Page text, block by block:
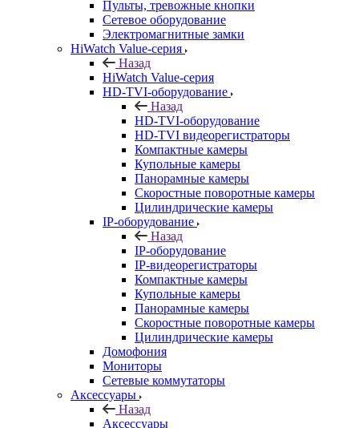
Пульты, тревожные кнопки
Сетевое оборудование
Электромагнитные замки
HiWatch Value-серия
Назад
HiWatch Value-серия
HD-TVI-оборудование
Назад
HD-TVI-оборудование
HD-TVI видеорегистраторы
Компактные камеры
Купольные камеры
Панорамные камеры
Скоростные поворотные камеры
Цилиндрические камеры
IP-оборудование
Назад
IP-оборудование
IP-видеорегистраторы
Компактные камеры
Купольные камеры
Панорамные камеры
Скоростные поворотные камеры
Цилиндрические камеры
Домофония
Мониторы
Сетевые коммутаторы
Аксессуары
Назад
Аксессуары